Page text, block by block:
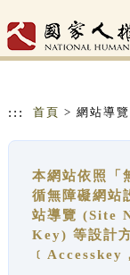
::: 首頁 > 網站導覽
本網站依照「
循無障礙網站
站導覽 (Site
Key) 等設計
﹝Accesskey